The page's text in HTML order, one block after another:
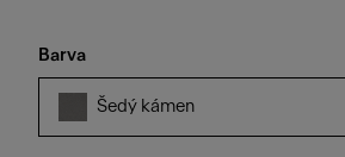
Barva
Šedý kámen